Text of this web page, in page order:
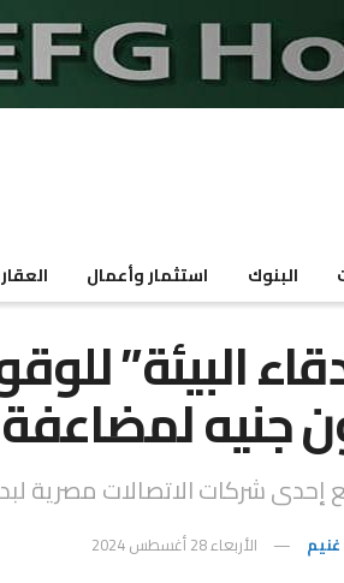
البنوك استثمار وأعمال
جنيه لمضاعفة
شركات الاتصالات مصرية
الأربعاء 28 أغسطس 2024